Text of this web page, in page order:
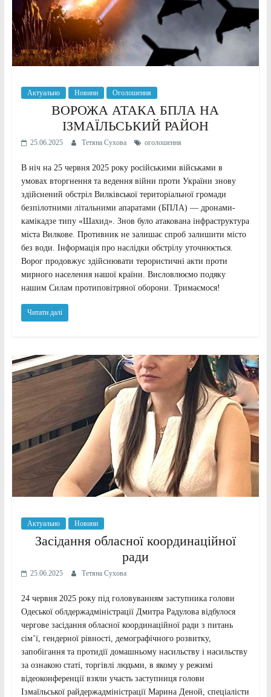
Актуально Новини Оголошення
ВОРОЖА АТАКА БПЛА НА
ІЗМАЇЛЬСЬКИЙ РАЙОН
25.06.2025 Тетяна Сухова оголошення
В ніч на 25 червня 2025 року російськими військами в
умовах вторгнення та ведення війни проти України знову
здійснений обстріл Вилківської територіальної громади
безпілотними літальними апаратами (БПЛА) — дронами-
камікадзе типу «Шахид». Знов було атакована інфраструктура
міста Вилкове. Противник не залишає спроб залишити місто
без води. Інформація про наслідки обстрілу уточнюється.
Ворог продовжує здійснювати терористичні акти проти
мирного населення нашої країни. Висловлюємо подяку
нашим Силам протиповітряної оборони. Тримаємося!
Читати далі
Актуально Новини
Засідання обласної координаційної
ради
25.06.2025 Тетяна Сухова
24 червня 2025 року під головуванням заступника голови
Одеської облдержадміністрації Дмитра Радулова відбулося
чергове засідання обласної координаційної ради з питань
сім’ї, гендерної рівності, демографічного розвитку,
запобігання та протидії домашньому насильству і насильству
за ознакою статі, торгівлі людьми, в якому у режимі
відеоконференції взяли участь заступниця голови
Ізмаїльської райдержадміністрації Марина Деной, спеціалісти